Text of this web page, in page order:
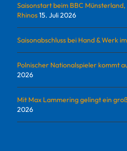
Saisonstart beim BBC
Rhinos15. Juli 2026
Saisonabschluss bei Hand & Werk
Polnischer Nationalspieler kommt
2026
Mit Max Lammering gelingt ein
2026